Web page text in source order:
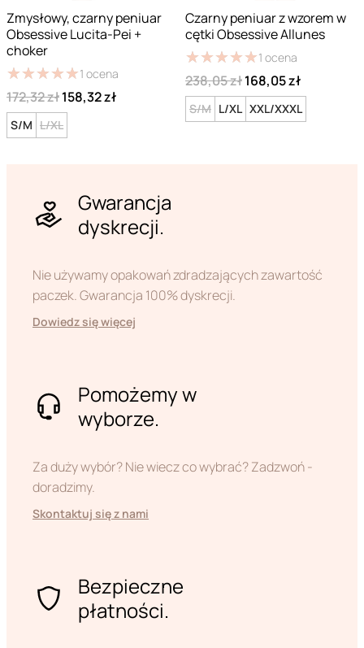
Zmysłowy, czarny peniuar
Obsessive Lucita-Pei +
choker
★★★★★
★★★★★1 ocena
172,32 zł158,32 zł
S/M L/XL
Czarny peniuar z wzorem w
cętki Obsessive Allunes
★★★★★
★★★★★1 ocena
238,05 zł168,05 zł
S/M L/XL XXL/XXXL
Gwarancja
dyskrecji.
Nie używamy opakowań zdradzających zawartość
paczek. Gwarancja 100% dyskrecji.
Dowiedz się więcej
Pomożemy w
wyborze.
Za duży wybór? Nie wiecz co wybrać? Zadzwoń -
doradzimy.
Skontaktuj się z nami
Bezpieczne
płatności.